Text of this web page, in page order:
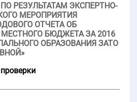
РЕЗУЛЬТАТАМ ЭКСПЕРТНО-
МЕРОПРИЯТИЯ
ОТЧЕТА ОБ
БЮДЖЕТА ЗА 2016
ОБРАЗОВАНИЯ ЗАТО